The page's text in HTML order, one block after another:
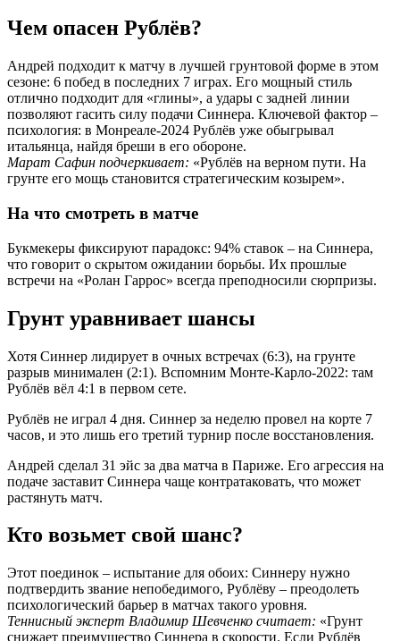
Чем опасен Рублёв?
Андрей подходит к матчу в лучшей грунтовой форме в этом
сезоне: 6 побед в последних 7 играх. Его мощный стиль
отлично подходит для «глины», а удары с задней линии
позволяют гасить силу подачи Синнера. Ключевой фактор –
психология: в Монреале-2024 Рублёв уже обыгрывал
итальянца, найдя бреши в его обороне.
Марат Сафин подчеркивает: «Рублёв на верном пути. На
грунте его мощь становится стратегическим козырем».
На что смотреть в матче
Букмекеры фиксируют парадокс: 94% ставок – на Синнера,
что говорит о скрытом ожидании борьбы. Их прошлые
встречи на «Ролан Гаррос» всегда преподносили сюрпризы.
Грунт уравнивает шансы
Хотя Синнер лидирует в очных встречах (6:3), на грунте
разрыв минимален (2:1). Вспомним Монте-Карло-2022: там
Рублёв вёл 4:1 в первом сете.
Рублёв не играл 4 дня. Синнер за неделю провел на корте 7
часов, и это лишь его третий турнир после восстановления.
Андрей сделал 31 эйс за два матча в Париже. Его агрессия на
подаче заставит Синнера чаще контратаковать, что может
растянуть матч.
Кто возьмет свой шанс?
Этот поединок – испытание для обоих: Синнеру нужно
подтвердить звание непобедимого, Рублёву – преодолеть
психологический барьер в матчах такого уровня.
Теннисный эксперт Владимир Шевченко считает: «Грунт
снижает преимущество Синнера в скорости. Если Рублёв